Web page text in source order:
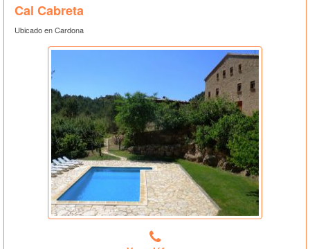
Cal Cabreta
Ubicado en Cardona